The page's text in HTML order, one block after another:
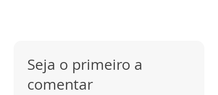
Seja o primeiro a
comentar